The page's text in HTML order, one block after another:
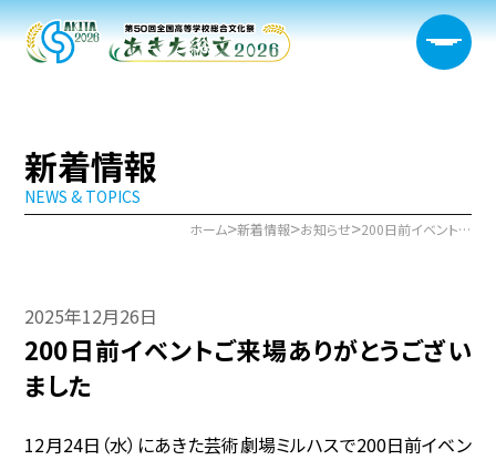
大会概要
生徒実行委員会
ホーム>新着情報>お知らせ> 200日前イベントご来場ありがとうございました
新着情報
NEWS & TOPICS
2025年12月26日
200日前イベントご来場ありがとうござい
ました
12月24日（水）にあきた芸術劇場ミルハスで200日前イベン